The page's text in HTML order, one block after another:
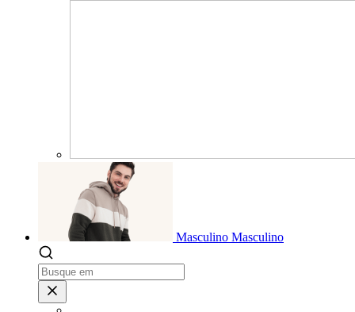
Masculino Masculino